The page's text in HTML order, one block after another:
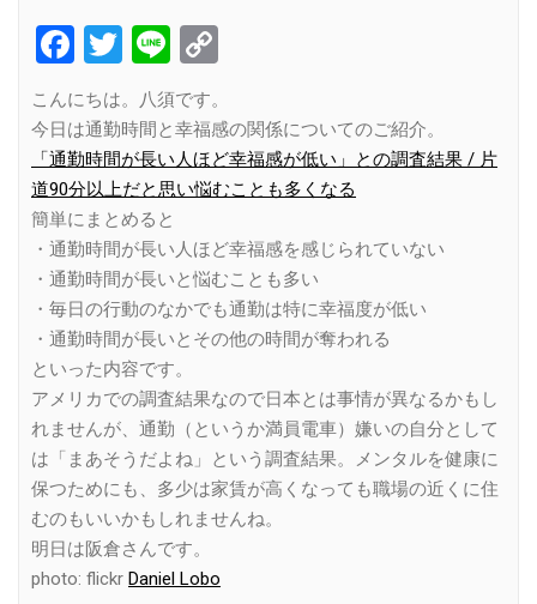
Facebook
Twitter
Line
こんにちは。八須です。
今日は通勤時間と幸福感の関係についてのご紹介。
「通勤時間が長い人ほど幸福感が低い」との調査結果 / 片
道90分以上だと思い悩むことも多くなる
簡単にまとめると
・通勤時間が長い人ほど幸福感を感じられていない
・通勤時間が長いと悩むことも多い
・毎日の行動のなかでも通勤は特に幸福度が低い
・通勤時間が長いとその他の時間が奪われる
といった内容です。
アメリカでの調査結果なので日本とは事情が異なるかもし
れませんが、通勤（というか満員電車）嫌いの自分として
は「まあそうだよね」という調査結果。メンタルを健康に
保つためにも、多少は家賃が高くなっても職場の近くに住
むのもいいかもしれませんね。
明日は阪倉さんです。
photo: flickr Daniel Lobo